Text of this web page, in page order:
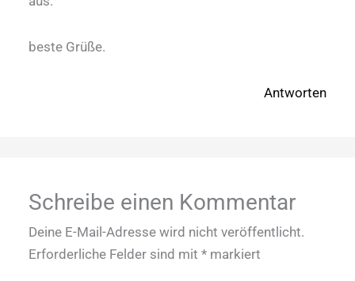
beste Grüße.
Antworten
Schreibe einen Kommentar
Deine E-Mail-Adresse wird nicht veröffentlicht.
Erforderliche Felder sind mit* markiert